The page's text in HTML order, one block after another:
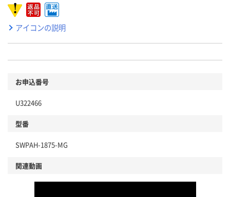
アイコンの説明
お申込番号
U322466
型番
SWPAH-1875-MG
関連動画